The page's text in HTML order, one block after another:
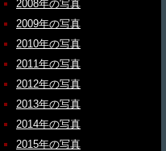
2008年の写真
2009年の写真
2010年の写真
2011年の写真
2012年の写真
2013年の写真
2014年の写真
2015年の写真